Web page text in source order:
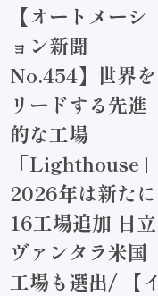
【オートメーシ
ョン新聞
No.454】世界を
リードする先進
的な工場
「Lighthouse」
2026年は新たに
16工場追加 日立
ヴァンタラ米国
工場も選出/ 【イ